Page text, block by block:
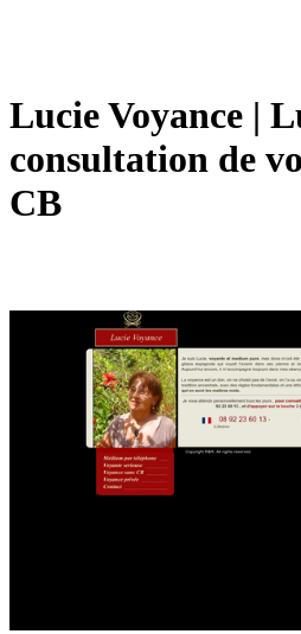
Lucie Voyance |
con­sul­ta­tion de
CB